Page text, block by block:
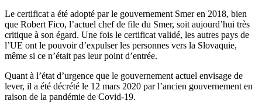
Le certificat a été adopté par le gouvernement Smer en 2018, bien
que Robert Fico, l’actuel chef de file du Smer, soit aujourd’hui très
critique à son égard. Une fois le certificat validé, les autres pays de
l’UE ont le pouvoir d’expulser les personnes vers la Slovaquie,
même si ce n’était pas leur point d’entrée.
Quant à l’état d’urgence que le gouvernement actuel envisage de
lever, il a été décrété le 12 mars 2020 par l’ancien gouvernement en
raison de la pandémie de Covid-19.